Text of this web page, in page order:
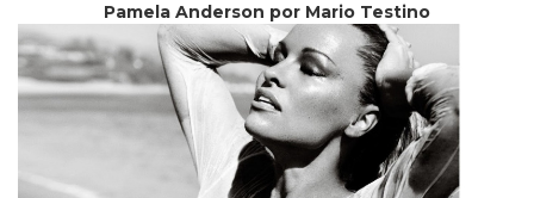
Pamela Anderson por Mario Testino